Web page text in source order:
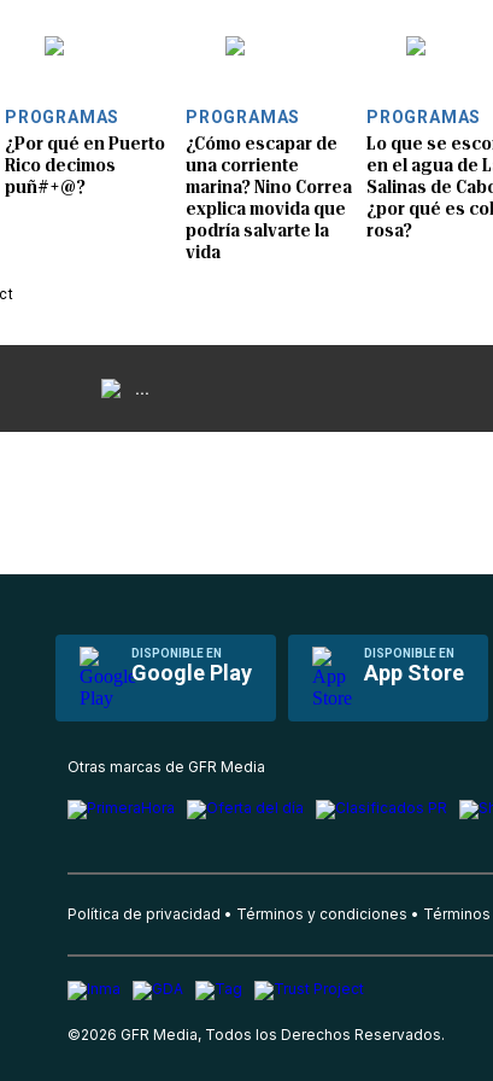
PROGRAMAS
¿Por qué en Puerto
Rico decimos
puñ#+@?
PROGRAMAS
¿Cómo escapar de
una corriente
marina? Nino Correa
explica movida que
podría salvarte la
vida
PROGRAMAS
Lo que se
en el agua de
Salinas de
¿por qué es
rosa?
...
DISPONIBLE EN
Google Play
DISPONIBLE EN
App Store
Otras marcas de GFR Media
Política de privacidad Términos y condiciones
©2026 GFR Media, Todos los Derechos Reservados.